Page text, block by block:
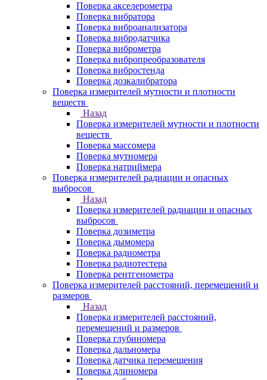
Поверка акселерометра
Поверка вибратора
Поверка виброанализатора
Поверка вибродатчика
Поверка виброметра
Поверка вибропреобразователя
Поверка вибростенда
Поверка дозкалибратора
Поверка измерителей мутности и плотности
веществ
Назад
Поверка измерителей мутности и плотности
веществ
Поверка массомера
Поверка мутномера
Поверка натриймера
Поверка измерителей радиации и опасных
выбросов
Назад
Поверка измерителей радиации и опасных
выбросов
Поверка дозиметра
Поверка дымомера
Поверка радиометра
Поверка радиотестера
Поверка рентгенометра
Поверка измерителей расстояний, перемещений и
размеров
Назад
Поверка измерителей расстояний,
перемещений и размеров
Поверка глубиномера
Поверка дальномера
Поверка датчика перемещения
Поверка длиномера